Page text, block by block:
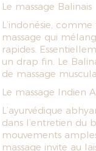
Le massage Balinais
L’indonésie,
massage qui
rapides.
un drap fin. Le
de massage
Le massage Indien
L’ayurvédique
dans l’entretien du
mouvements
massage invite au